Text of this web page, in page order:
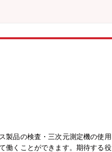
製品の検査・三次元測定機の使用
働くことができます。期待する役